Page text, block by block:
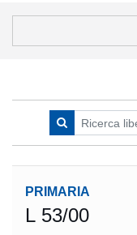
PRIMARIA
L 53/00